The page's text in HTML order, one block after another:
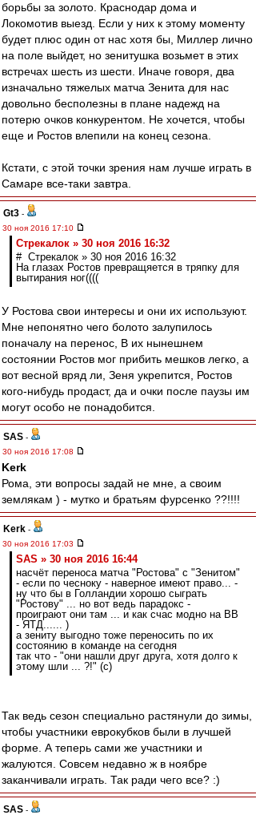
борьбы за золото. Краснодар дома и
Локомотив выезд. Если у них к этому моменту
будет плюс один от нас хотя бы, Миллер лично
на поле выйдет, но зенитушка возьмет в этих
встречах шесть из шести. Иначе говоря, два
изначально тяжелых матча Зенита для нас
довольно бесполезны в плане надежд на
потерю очков конкурентом. Не хочется, чтобы
еще и Ростов влепили на конец сезона.
Кстати, с этой точки зрения нам лучше играть в
Самаре все-таки завтра.
Gt3 -
30 ноя 2016 17:10
Стрекалок » 30 ноя 2016 16:32
# Стрекалок » 30 ноя 2016 16:32
На глазах Ростов превращяется в тряпку для
вытирания ног((((
У Ростова свои интересы и они их используют.
Мне непонятно чего болото залупилось
поначалу на перенос, В их нынешнем
состоянии Ростов мог прибить мешков легко, а
вот весной вряд ли, Зеня укрепится, Ростов
кого-нибудь продаст, да и очки после паузы им
могут особо не понадобится.
SAS -
30 ноя 2016 17:08
Kerk
Рома, эти вопросы задай не мне, а своим
землякам ) - мутко и братьям фурсенко ??!!!!
Kerk -
30 ноя 2016 17:03
SAS » 30 ноя 2016 16:44
насчёт переноса матча "Ростова" с "Зенитом"
- если по чесноку - наверное имеют право... -
ну что бы в Голландии хорошо сыграть
"Ростову" ... но вот ведь парадокс -
проиграют они там ... и как счас модно на ВВ
- ЯТД...... )
а зениту выгодно тоже переносить по их
состоянию в команде на сегодня
так что - "они нашли друг друга, хотя долго к
этому шли ... ?!" (c)
Так ведь сезон специально растянули до зимы,
чтобы участники еврокубков были в лучшей
форме. А теперь сами же участники и
жалуются. Совсем недавно ж в ноябре
заканчивали играть. Так ради чего все? :)
SAS -